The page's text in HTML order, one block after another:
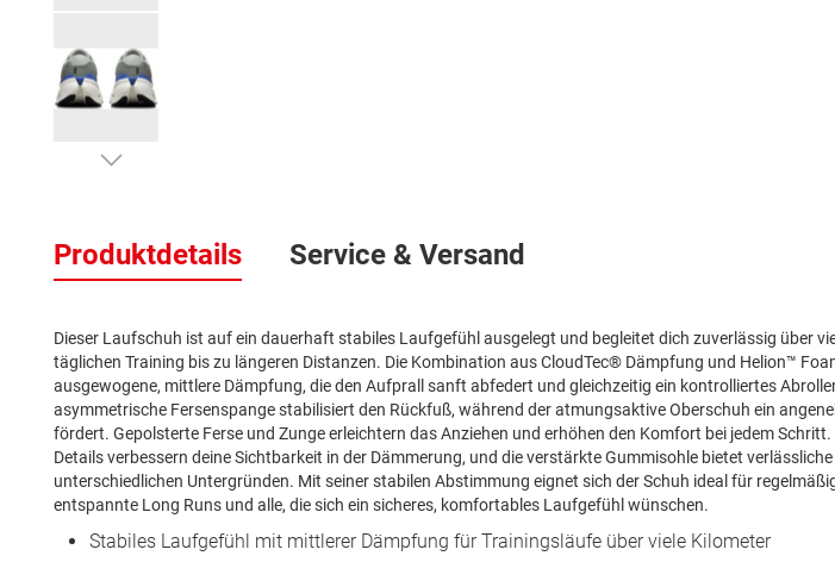
Bildergalerie
springen
Produktdetails
Dieser Laufschuh ist auf ein dauerhaft stabiles Laufgefühl ausgelegt und begleitet dich zuverlässig über
täglichen Training bis zu längeren Distanzen. Die Kombination aus CloudTec® Dämpfung und Helion™
ausgewogene, mittlere Dämpfung, die den Aufprall sanft abfedert und gleichzeitig ein kontrolliertes
asymmetrische Fersenspange stabilisiert den Rückfuß, während der atmungsaktive Oberschuh ein
fördert. Gepolsterte Ferse und Zunge erleichtern das Anziehen und erhöhen den Komfort bei jedem
Details verbessern deine Sichtbarkeit in der Dämmerung, und die verstärkte Gummisohle bietet
unterschiedlichen Untergründen. Mit seiner stabilen Abstimmung eignet sich der Schuh ideal für
entspannte Long Runs und alle, die sich ein sicheres, komfortables Laufgefühl wünschen.
Stabiles Laufgefühl mit mittlerer Dämpfung für Trainingsläufe über viele Kilometer
Service & Versand